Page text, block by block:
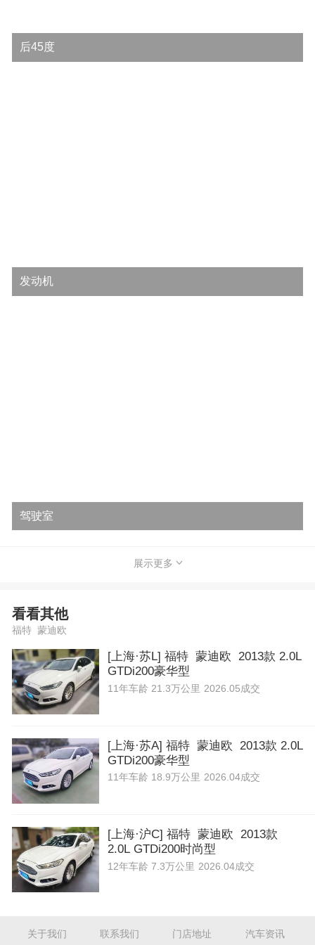
后45度
发动机
驾驶室
展示更多
看看其他
福特 蒙迪欧
[上海·苏L] 福特 蒙迪欧 2013款 2.0L
GTDi200豪华型
11年车龄 21.3万公里 2026.05成交
[上海·苏A] 福特 蒙迪欧 2013款 2.0L
GTDi200豪华型
11年车龄 18.9万公里 2026.04成交
[上海·沪C] 福特 蒙迪欧 2013款
2.0L GTDi200时尚型
12年车龄 7.3万公里 2026.04成交
关于我们 联系我们 门店地址 汽车资讯